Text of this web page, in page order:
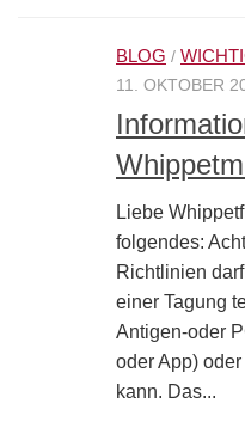
BLOG /
11. OKTOBER
Liebe
folgendes:
Richtlinien
einer Tagung
Antigen-oder
oder App)
kann. Das...